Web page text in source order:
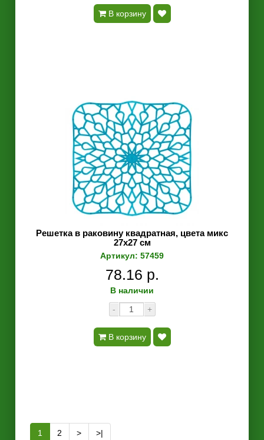
В корзину
Решетка в раковину квадратная, цвета микс
27х27 см
Артикул: 57459
78.16 р.
В наличии
-
+
В корзину
1 2 > >|